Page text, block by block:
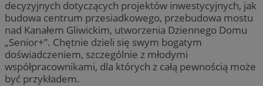
decyzyjnych dotyczących projektów inwestycyjnych, jak
budowa centrum przesiadkowego, przebudowa mostu
nad Kanałem Gliwickim, utworzenia Dziennego Domu
„Senior+”. Chętnie dzieli się swym bogatym
doświadczeniem, szczególnie z młodymi
współpracownikami, dla których z całą pewnością może
być przykładem.